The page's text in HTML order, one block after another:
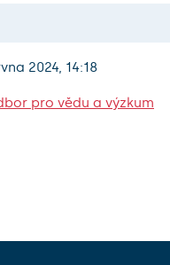
2024, 14:18
pro vědu a výzkum